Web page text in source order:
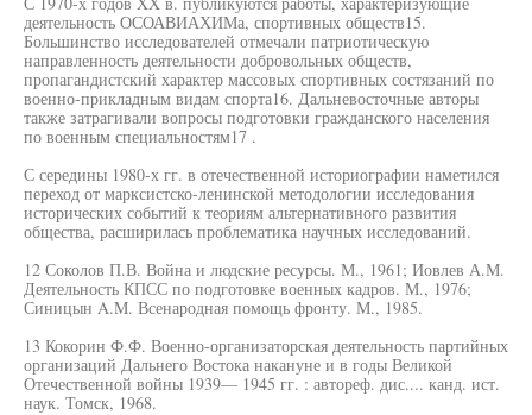
деятельность ОСОАВИАХИМа, спортивных обществ15.
Большинство исследователей отмечали патриотическую
направленность деятельности добровольных обществ,
пропагандистский характер массовых спортивных состязаний по
военно-прикладным видам спорта16. Дальневосточные авторы
также затрагивали вопросы подготовки гражданского населения
по военным специальностям17 .
С середины 1980-х гг. в отечественной историографии наметился
переход от марксистско-ленинской методологии исследования
исторических событий к теориям альтернативного развития
общества, расширилась проблематика научных исследований.
12 Соколов П.В. Война и людские ресурсы. М., 1961; Иовлев А.М.
Деятельность КПСС по подготовке военных кадров. М., 1976;
Синицын A.M. Всенародная помощь фронту. М., 1985.
13 Кокорин Ф.Ф. Военно-организаторская деятельность партийных
организаций Дальнего Востока накануне и в годы Великой
Отечественной войны 1939— 1945 гг. : автореф. дис.... канд. ист.
наук. Томск, 1968.